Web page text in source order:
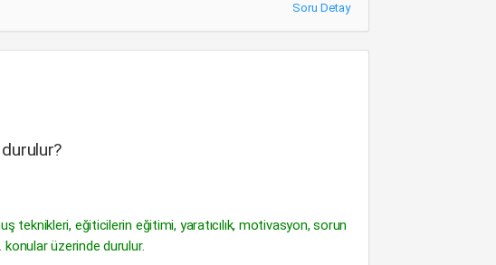
Soru Detay
teknikleri, eğiticilerin eğitimi, yaratıcılık, motivasyon, sorun
üzerinde durulur.